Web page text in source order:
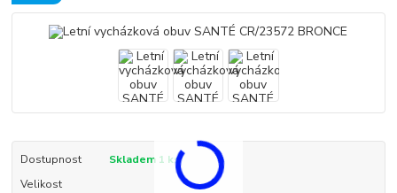
Dostupnost
Skladem 1 ks
Velikost